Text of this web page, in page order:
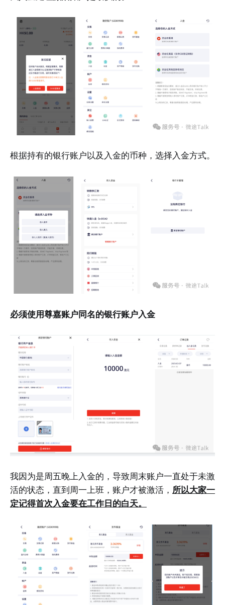
根据持有的银行账户以及入金的币种，选择入金方式。
必须使用尊嘉账户同名的银行账户入金
我因为是周五晚上入金的，导致周末账户一直处于未激
活的状态，直到周一上班，账户才被激活， 所以大家一
定记得首次入金要在工作日的白天。